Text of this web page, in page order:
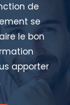
de
se
le bon
apporter